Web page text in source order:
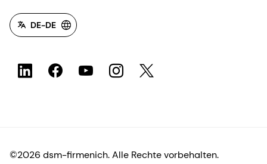
DE-DE
©2026 dsm-firmenich. Alle Rechte vorbehalten.